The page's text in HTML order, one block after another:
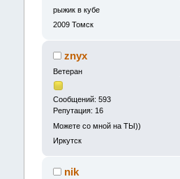
рыжик в кубе
2009 Томск
znyx
Ветеран
Сообщений: 593
Репутация: 16
Можете со мной на ТЫ))
Иркутск
nik